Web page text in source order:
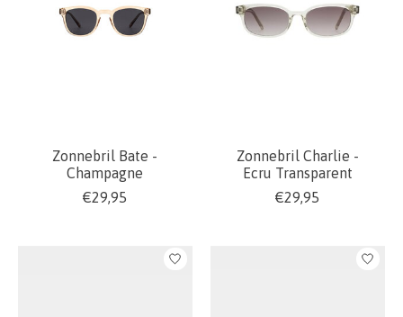
Zonnebril Bate -
Champagne
€29,95
Zonnebril Charlie -
Ecru Transparent
€29,95